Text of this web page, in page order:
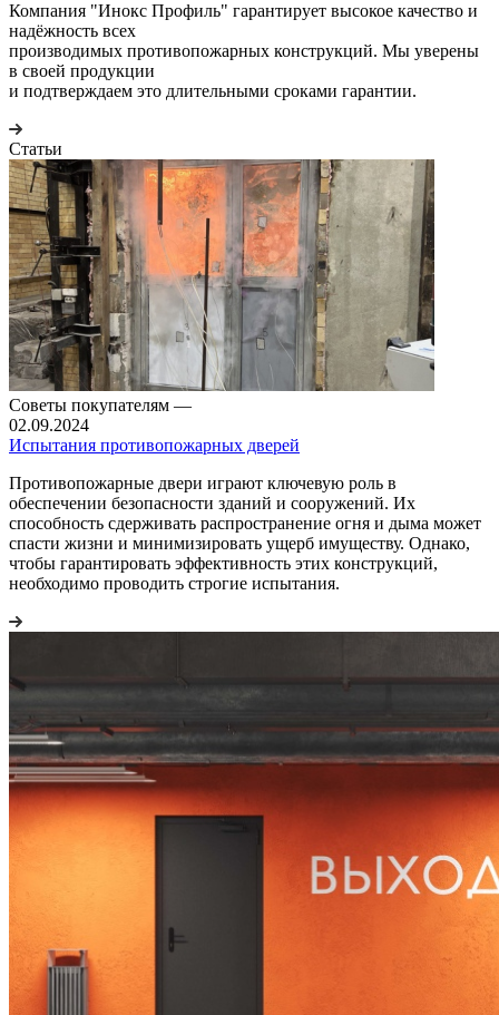
Компания "Инокс Профиль" гарантирует высокое качество и
надёжность всех
производимых противопожарных конструкций. Мы уверены
в своей продукции
и подтверждаем это длительными сроками гарантии.
Статьи
Советы покупателям —
02.09.2024
Испытания противопожарных дверей
Противопожарные двери играют ключевую роль в
обеспечении безопасности зданий и сооружений. Их
способность сдерживать распространение огня и дыма может
спасти жизни и минимизировать ущерб имуществу. Однако,
чтобы гарантировать эффективность этих конструкций,
необходимо проводить строгие испытания.